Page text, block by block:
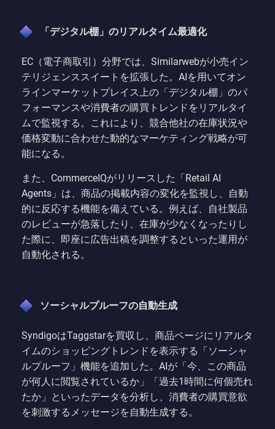
「デジタル棚」のリアルタイム最適化
EC（電子商取引）分野では、Similarwebが小売イン
テリジェンススイートを拡張した。AIを用いてオン
ラインマーケットプレイス上の「デジタル棚」のパ
フォーマンスや消費者の購買トレンドをリアルタイ
ムで監視する。これにより、競合他社の在庫状況や
価格変動に合わせた動的なマーケティング戦略が可
能になる。
また、CommerceIQがリリースした「Retail AI
Agents」は、商品の掲載内容の変化を監視し、自動
的に反応する機能を備えている。例えば、自社製品
のレビューが急落したり、在庫が少なくなったりし
た際に、即座に広告出稿を調整するといった運用が
自動化される。
ソーシャルプルーフの自動生成
SyndigoはTaggstarを買収し、商品ページにリアルタ
イムのショッピングトレンドを表示する「ソーシャ
ルプルーフ」機能を追加した。AIが「今、この商品
が何人に閲覧されているか」「過去1時間に何個売れ
たか」といったデータを分析し、消費者の購買意欲
を刺激するメッセージを自動生成する。